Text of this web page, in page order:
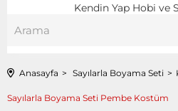
Kendin Yap Hobi ve
Anasayfa Sayılarla Boyama Seti
Sayılarla Boyama Seti Pembe Kostüm